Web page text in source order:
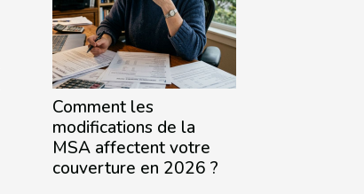
Comment les
modifications de la
MSA affectent votre
couverture en 2026 ?